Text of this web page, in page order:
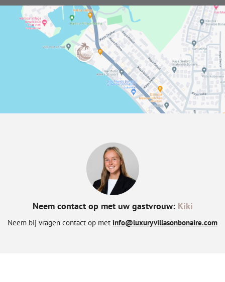
Neem contact op met uw gastvrouw: Kiki
Neem bij vragen contact op met info@luxuryvillasonbonaire.com